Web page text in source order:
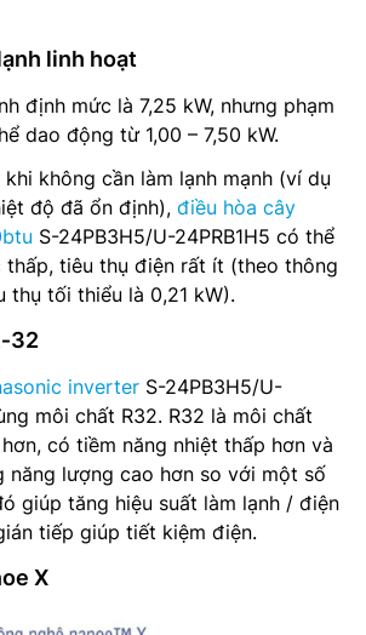
linh hoạt
định mức là 7,25 kW, nhưng phạm
dao động từ 1,00 – 7,50 kW.
không cần làm lạnh mạnh (ví dụ
độ đã ổn định), điều hòa cây
S-24PB3H5/U-24PRB1H5 có thể
tiêu thụ điện rất ít (theo thông
thụ tối thiểu là 0,21 kW).
inverter S-24PB3H5/U-
môi chất R32. R32 là môi chất
có tiềm năng nhiệt thấp hơn và
năng lượng cao hơn so với một số
giúp tăng hiệu suất làm lạnh / điện
tiếp giúp tiết kiệm điện.
X